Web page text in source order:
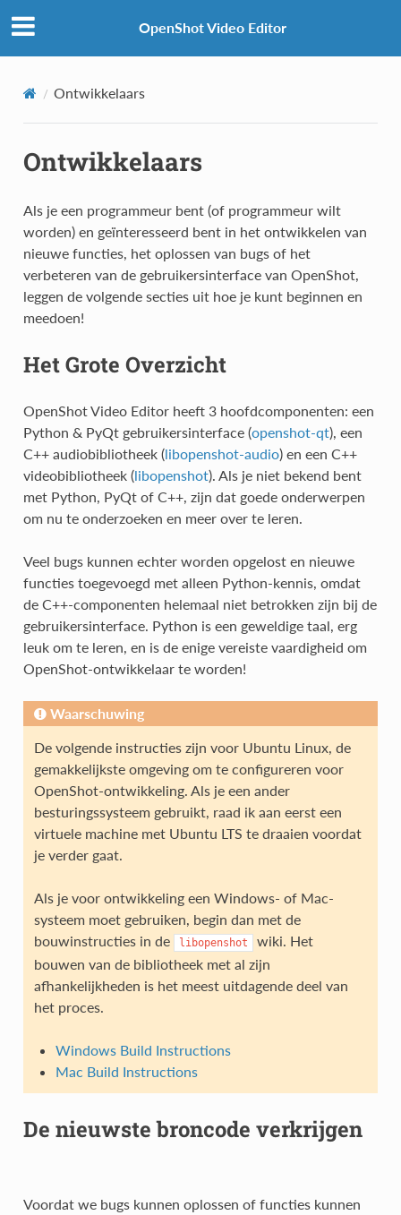
OpenShot Video Editor
Ontwikkelaars
Ontwikkelaars
Als je een programmeur bent (of programmeur wilt
worden) en geïnteresseerd bent in het ontwikkelen van
nieuwe functies, het oplossen van bugs of het
verbeteren van de gebruikersinterface van OpenShot,
leggen de volgende secties uit hoe je kunt beginnen en
meedoen!
Het Grote Overzicht
OpenShot Video Editor heeft 3 hoofdcomponenten: een
Python & PyQt gebruikersinterface (openshot-qt), een
C++ audiobibliotheek (libopenshot-audio) en een C++
videobibliotheek (libopenshot). Als je niet bekend bent
met Python, PyQt of C++, zijn dat goede onderwerpen
om nu te onderzoeken en meer over te leren.
Veel bugs kunnen echter worden opgelost en nieuwe
functies toegevoegd met alleen Python-kennis, omdat
de C++-componenten helemaal niet betrokken zijn bij de
gebruikersinterface. Python is een geweldige taal, erg
leuk om te leren, en is de enige vereiste vaardigheid om
OpenShot-ontwikkelaar te worden!
Waarschuwing
De volgende instructies zijn voor Ubuntu Linux, de
gemakkelijkste omgeving om te configureren voor
OpenShot-ontwikkeling. Als je een ander
besturingssysteem gebruikt, raad ik aan eerst een
virtuele machine met Ubuntu LTS te draaien voordat
je verder gaat.
Als je voor ontwikkeling een Windows- of Mac-
systeem moet gebruiken, begin dan met de
bouwinstructies in de
libopenshot
wiki. Het
bouwen van de bibliotheek met al zijn
afhankelijkheden is het meest uitdagende deel van
het proces.
Windows Build Instructions
Mac Build Instructions
De nieuwste broncode verkrijgen
Voordat we bugs kunnen oplossen of functies kunnen